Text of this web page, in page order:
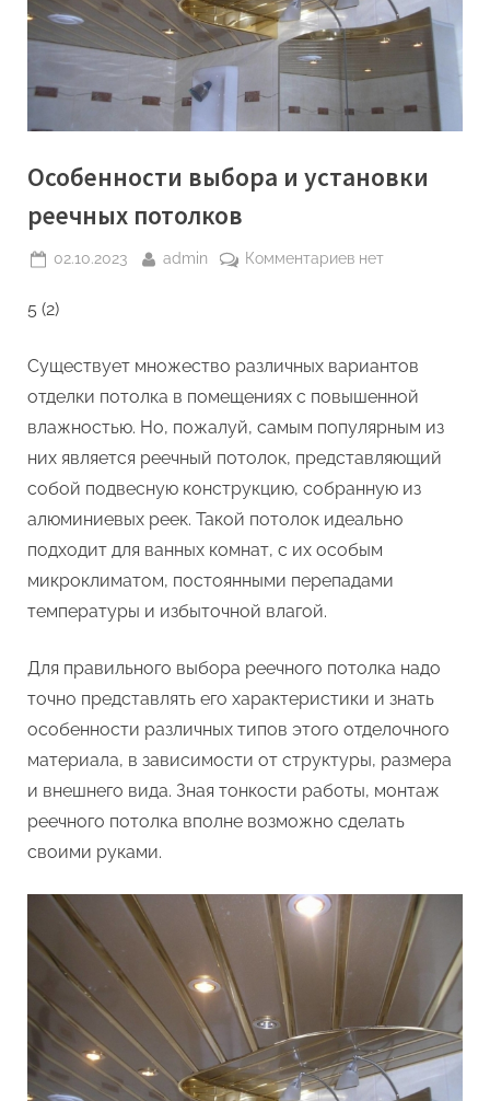
Особенности выбора и установки
реечных потолков
Posted
02.10.2023 By
admin Комментариевк
и
реечных
потолков
нет
5 (2)
Существует множество различных вариантов
отделки потолка в помещениях с повышенной
влажностью. Но, пожалуй, самым популярным из
них является реечный потолок, представляющий
собой подвесную конструкцию, собранную из
алюминиевых реек. Такой потолок идеально
подходит для ванных комнат, с их особым
микроклиматом, постоянными перепадами
температуры и избыточной влагой.
Для правильного выбора реечного потолка надо
точно представлять его характеристики и знать
особенности различных типов этого отделочного
материала, в зависимости от структуры, размера
и внешнего вида. Зная тонкости работы, монтаж
реечного потолка вполне возможно сделать
своими руками.